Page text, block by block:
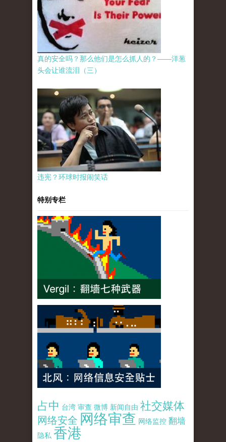
真的安全吗？那么他们是怎么抓人的？——洋葱
头会让谁流泪（三）
违宪？环球时报闹笑话
特别专栏
占中 台湾 审查 微博 新闻自由 社交媒体
网络安全 网络审查 网络监控 翻墙
隐私 香港